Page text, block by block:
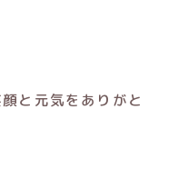
と元気をありがと